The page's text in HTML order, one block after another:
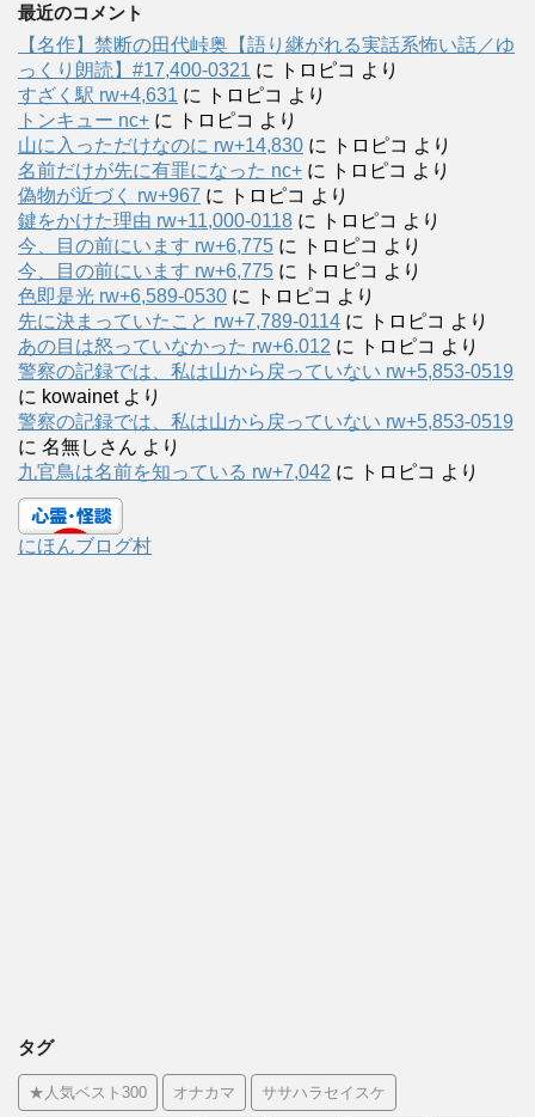
最近のコメント
【名作】禁断の田代峠奥【語り継がれる実話系怖い話／ゆ
っくり朗読】#17,400-0321 に トロピコ より
すざく駅 rw+4,631 に トロピコ より
トンキュー nc+ に トロピコ より
山に入っただけなのに rw+14,830 に トロピコ より
名前だけが先に有罪になった nc+ に トロピコ より
偽物が近づく rw+967 に トロピコ より
鍵をかけた理由 rw+11,000-0118 に トロピコ より
今、目の前にいます rw+6,775 に トロピコ より
今、目の前にいます rw+6,775 に トロピコ より
色即是光 rw+6,589-0530 に トロピコ より
先に決まっていたこと rw+7,789-0114 に トロピコ より
あの目は怒っていなかった rw+6.012 に トロピコ より
警察の記録では、私は山から戻っていない rw+5,853-0519
に kowainetより
警察の記録では、私は山から戻っていない rw+5,853-0519
に 名無しさん より
九官鳥は名前を知っている rw+7,042 に トロピコ より
にほんブログ村
タグ
★人気ベスト300 オナカマ ササハラセイスケ